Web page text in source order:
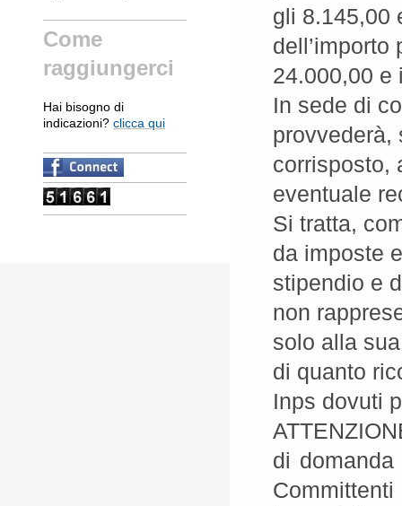
gli 8.145,00
24.000,00 e
In sede di
provvederà,
corrisposto,
eventuale
Si tratta,
da imposte
stipendio e
non
solo alla
di quanto
Inps dovuti
di
Come
raggiungerci
Hai bisogno di
indicazioni? clicca qui